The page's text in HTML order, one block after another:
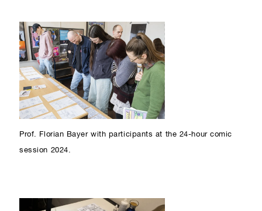
Prof. Florian Bayer with participants at the 24-hour comic
session 2024.